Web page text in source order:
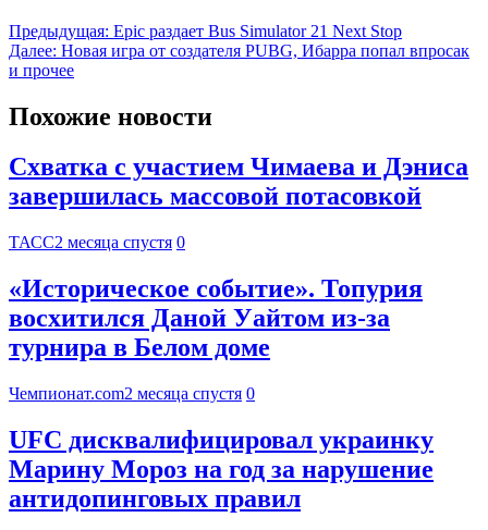
Предыдущая: Epic раздает Bus Simulator 21 Next Stop
Далее: Новая игра от создателя PUBG, Ибарра попал впросак
и прочее
Похожие новости
Схватка с участием Чимаева и Дэниса
завершилась массовой потасовкой
ТАСС2 месяца спустя 0
«Историческое событие». Топурия
восхитился Даной Уайтом из-за
турнира в Белом доме
Чемпионат.com2 месяца спустя 0
UFC дисквалифицировал украинку
Марину Мороз на год за нарушение
антидопинговых правил